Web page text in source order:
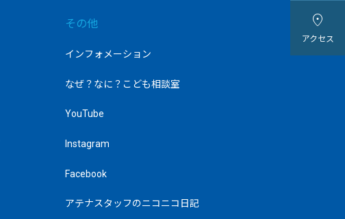
その他
インフォメーション
なぜ？なに？こども相談室
YouTube
Instagram
Facebook
アテナスタッフのニコニコ日記

アクセス